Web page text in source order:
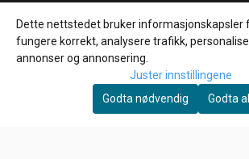
Tlf:+4790847527
Dette nettstedet bruker informasjonskapsler
fungere korrekt, analysere trafikk,
annonser og annonsering.
Juster innstillingene
Godta nødvendig
Godta